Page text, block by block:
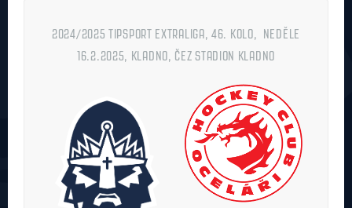
2024/2025 TIPSPORT EXTRALIGA, 46. KOLO, NEDĚLE
16.2.2025, KLADNO, ČEZ STADION KLADNO